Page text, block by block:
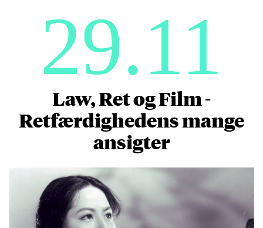
29.11
Law, Ret og Film -
Retfærdighedens mange
ansigter